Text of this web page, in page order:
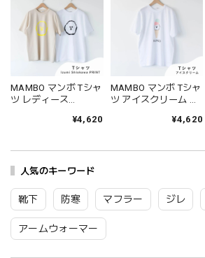
人気のキーワード
靴下 防寒 マフラー ジレ
アームウォーマー
MAMBO マンボ Tシャ
ツ レディース
袖 かわいい 塩川いづ
ンプル プレゼント ギ
リー イエロー
CLASKA Original
62110257 62110258
Cs073
¥4,620
MAMBO マンボ Tシャ
ツ アイスクリーム レ
ラスカ 半袖 かわいい
ト CLASKA Original
62110252 Cs078
¥4,620